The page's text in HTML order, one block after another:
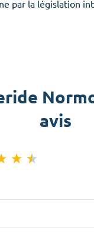
par la législation
avis